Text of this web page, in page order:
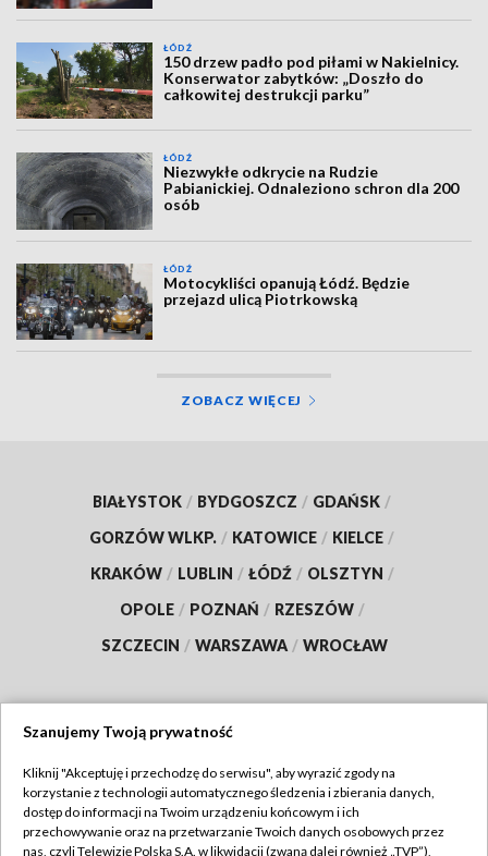
ŁÓDŹ
150 drzew padło pod piłami w Nakielnicy.
Konserwator zabytków: „Doszło do
całkowitej destrukcji parku”
ŁÓDŹ
Niezwykłe odkrycie na Rudzie
Pabianickiej. Odnaleziono schron dla 200
osób
ŁÓDŹ
Motocykliści opanują Łódź. Będzie
przejazd ulicą Piotrkowską
ZOBACZ WIĘCEJ
BIAŁYSTOK / BYDGOSZCZ / GDAŃSK /
GORZÓW WLKP. / KATOWICE / KIELCE /
KRAKÓW / LUBLIN / ŁÓDŹ / OLSZTYN /
OPOLE / POZNAŃ / RZESZÓW /
SZCZECIN / WARSZAWA / WROCŁAW
TVP
Abonament TVP
Regulamin TVP
Szanujemy Twoją prywatność
Kliknij "Akceptuję i przechodzę do serwisu", aby wyrazić zgody na
korzystanie z technologii automatycznego śledzenia i zbierania danych,
dostęp do informacji na Twoim urządzeniu końcowym i ich
przechowywanie oraz na przetwarzanie Twoich danych osobowych przez
nas, czyli Telewizję Polską S.A. w likwidacji (zwaną dalej również „TVP”),